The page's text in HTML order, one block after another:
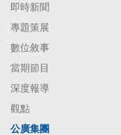
即時新聞
專題策展
數位敘事
當期節目
深度報導
觀點
公廣集團